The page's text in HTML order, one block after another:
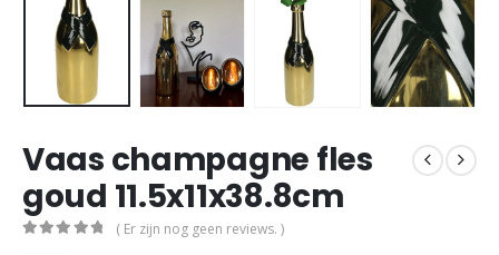
Vaas champagne fles
goud 11.5x11x38.8cm
( Er zijn nog geen reviews. )